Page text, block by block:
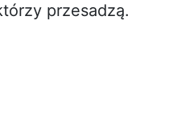
przesadzą.